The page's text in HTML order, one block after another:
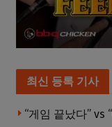
최신 등록 기사